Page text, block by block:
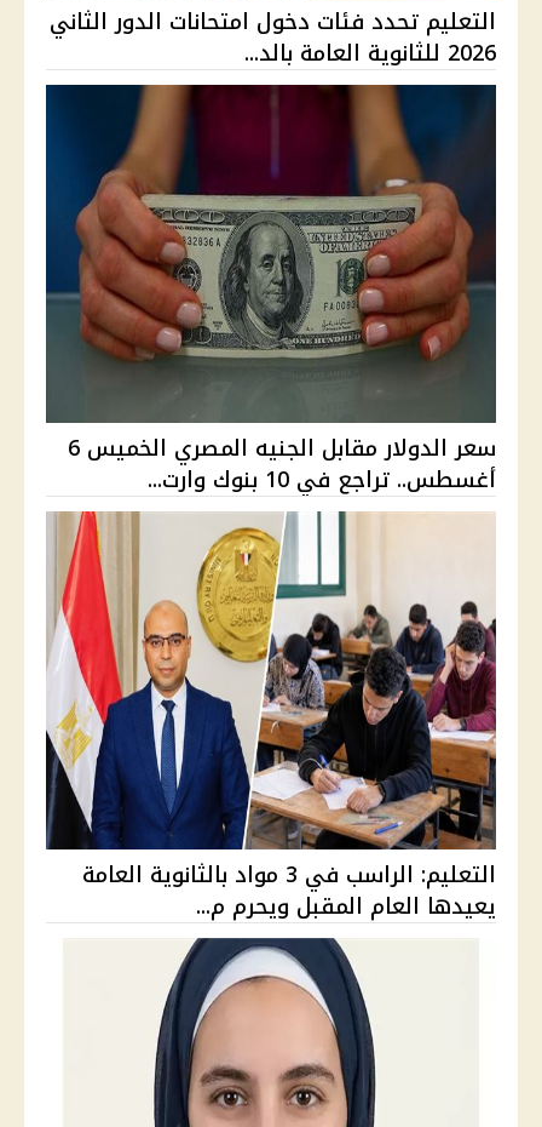
التعليم تحدد فئات دخول امتحانات الدور الثاني
2026 للثانوية العامة بالد...
سعر الدولار مقابل الجنيه المصري الخميس 6
أغسطس.. تراجع في 10 بنوك وارت...
التعليم: الراسب في 3 مواد بالثانوية العامة
يعيدها العام المقبل ويحرم م...